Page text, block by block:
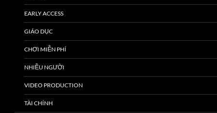
EARLY ACCESS
GIÁO DỤC
CHƠI MIỄN PHÍ
NHIỀU NGƯỜI
VIDEO PRODUCTION
TÀI CHÍNH